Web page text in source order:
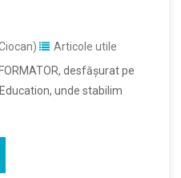
Articole utile
desfășurat pe
unde stabilim